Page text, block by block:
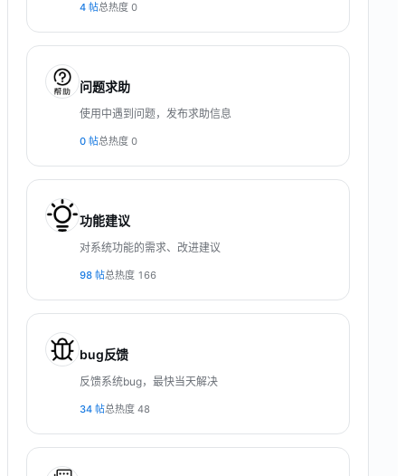
4 帖总热度 0
问题求助
使用中遇到问题，发布求助信息
0 帖总热度 0
功能建议
对系统功能的需求、改进建议
98 帖总热度 166
bug反馈
反馈系统bug，最快当天解决
34 帖总热度 48